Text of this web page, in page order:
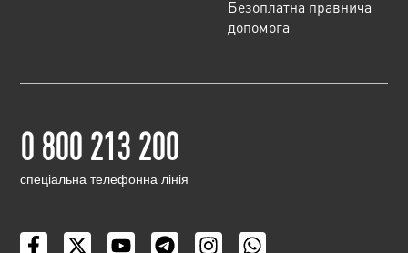
Безоплатна правнича
допомога
0 800 213 200
cпеціальна телефонна лінія